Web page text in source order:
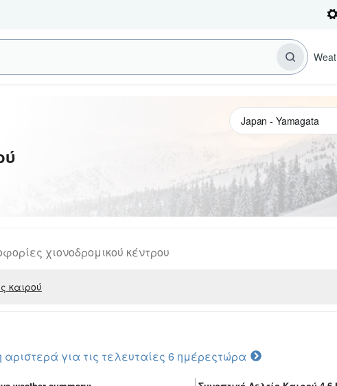
χιονοδρομικού κέντρου
καιρού
αριστερά για τις τελευταίες 6 ημέρεςτώρα